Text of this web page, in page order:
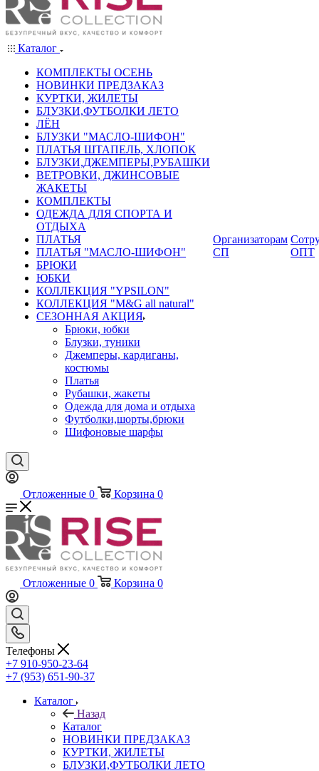
Каталог
КОМПЛЕКТЫ ОСЕНЬ
НОВИНКИ ПРЕДЗАКАЗ
КУРТКИ, ЖИЛЕТЫ
БЛУЗКИ,ФУТБОЛКИ ЛЕТО
ЛЁН
БЛУЗКИ "МАСЛО-ШИФОН"
ПЛАТЬЯ ШТАПЕЛЬ, ХЛОПОК
БЛУЗКИ,ДЖЕМПЕРЫ,РУБАШКИ
ВЕТРОВКИ, ДЖИНСОВЫЕ
ЖАКЕТЫ
КОМПЛЕКТЫ
ОДЕЖДА ДЛЯ СПОРТА И
ОТДЫХА
ПЛАТЬЯ
ПЛАТЬЯ "МАСЛО-ШИФОН"
БРЮКИ
ЮБКИ
КОЛЛЕКЦИЯ "YPSILON"
КОЛЛЕКЦИЯ "M&G all natural"
СЕЗОННАЯ АКЦИЯ
Брюки, юбки
Блузки, туники
Джемперы, кардиганы,
костюмы
Платья
Рубашки, жакеты
Одежда для дома и отдыха
Футболки,шорты,брюки
Шифоновые шарфы
Организаторам
СП
ОПТ
Отложенные 0 Корзина 0
Отложенные 0 Корзина 0
Телефоны
+7 910-950-23-64
+7 (953) 651-90-37
Каталог
Назад
Каталог
НОВИНКИ ПРЕДЗАКАЗ
КУРТКИ, ЖИЛЕТЫ
БЛУЗКИ,ФУТБОЛКИ ЛЕТО